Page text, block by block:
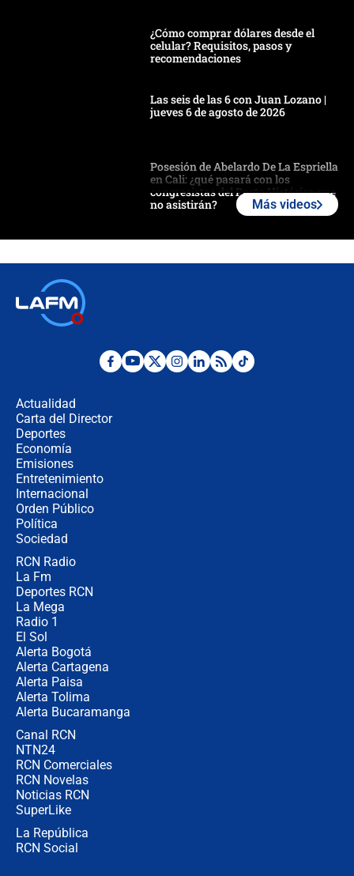
¿Cómo comprar dólares desde el
celular? Requisitos, pasos y
recomendaciones
Las seis de las 6 con Juan Lozano |
jueves 6 de agosto de 2026
Posesión de Abelardo De La Espriella
en Cali: ¿qué pasará con los
congresistas del Pacto Histórico que
no asistirán?
¿Por qué De la Espriella gobernará
Más videos
Actualidad
Carta del Director
Deportes
Economía
Emisiones
Entretenimiento
Internacional
Orden Público
Política
Sociedad
RCN Radio
La Fm
Deportes RCN
La Mega
Radio 1
El Sol
Alerta Bogotá
Alerta Cartagena
Alerta Paisa
Alerta Tolima
Alerta Bucaramanga
Canal RCN
NTN24
RCN Comerciales
RCN Novelas
Noticias RCN
SuperLike
La República
RCN Social